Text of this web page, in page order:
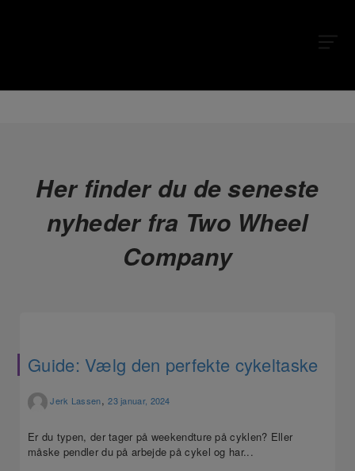
Her finder du de seneste
nyheder fra Two Wheel
Company
Guide: Vælg den perfekte cykeltaske
Jerk Lassen,23 januar, 2024
Er du typen, der tager på weekendture på cyklen? Eller
måske pendler du på arbejde på cykel og har...